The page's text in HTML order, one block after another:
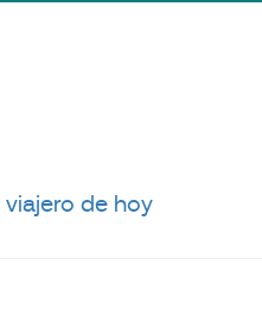
de hoy